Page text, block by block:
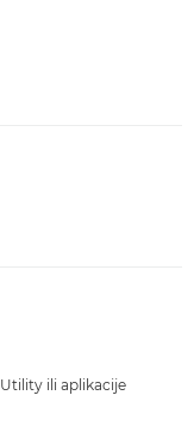
ili aplikacije